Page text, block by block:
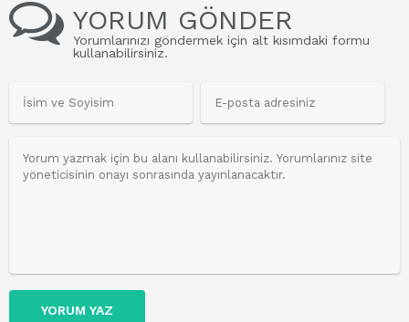
YORUM GÖNDER
Yorumlarınızı göndermek için alt kısımdaki formu
kullanabilirsiniz.
YORUM YAZ